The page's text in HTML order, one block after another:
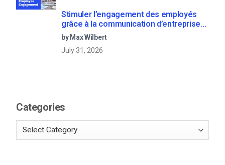
Stimuler l’engagement des employés
grâce à la communication d’entreprise
en direct
by Max Wilbert
July 31, 2026
Categories